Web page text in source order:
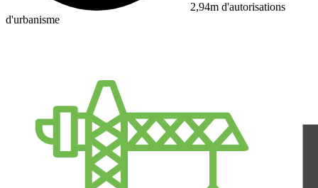
2,94m d'autorisations
d'urbanisme